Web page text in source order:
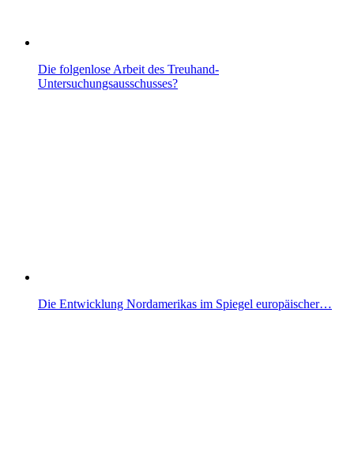
Die folgenlose Arbeit des Treuhand-
Untersuchungsausschusses?
Die Entwicklung Nordamerikas im Spiegel europäischer…